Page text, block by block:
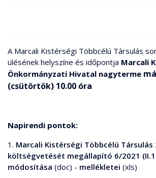
A Marcali Kistérségi Többcélú Társulás
ülésének helyszíne és időpontja Marcali
Önkormányzati Hivatal nagyterme
(csütörtök) 10.00 óra
Napirendi pontok:
1. Marcali Kistérségi Többcélú Társulás
költségvetését megállapító 6/2021
módosítása (doc) - mellékletei (xls)